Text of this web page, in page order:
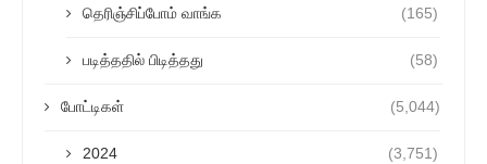
தெரிஞ்சிப்போம் வாங்க (165)
படித்ததில் பிடித்தது (58)
போட்டிகள் (5,044)
2024 (3,751)